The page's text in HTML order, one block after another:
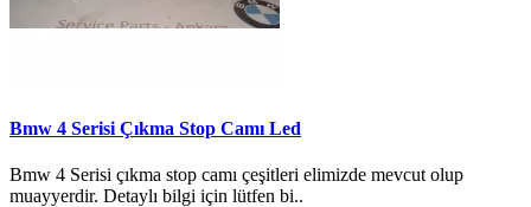
Bmw 4 Serisi Çıkma Stop Camı Led
Bmw 4 Serisi çıkma stop camı çeşitleri elimizde mevcut olup
muayyerdir. Detaylı bilgi için lütfen bi..